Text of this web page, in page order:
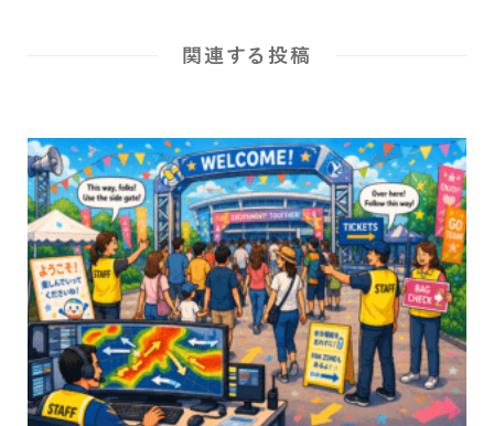
関連する投稿